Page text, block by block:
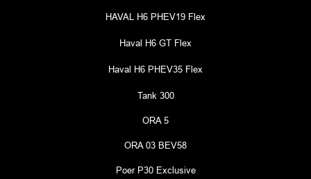
HAVAL H6 PHEV19 Flex
Haval H6 GT Flex
Haval H6 PHEV35 Flex
Tank 300
ORA 5
ORA 03 BEV58
Poer P30 Exclusive